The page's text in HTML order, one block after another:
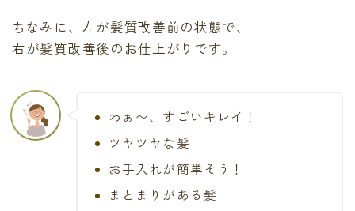
ちなみに、左が髪質改善前の状態で、
右が髪質改善後のお仕上がりです。
わぁ〜、すごいキレイ！
ツヤツヤな髪
お手入れが簡単そう！
まとまりがある髪